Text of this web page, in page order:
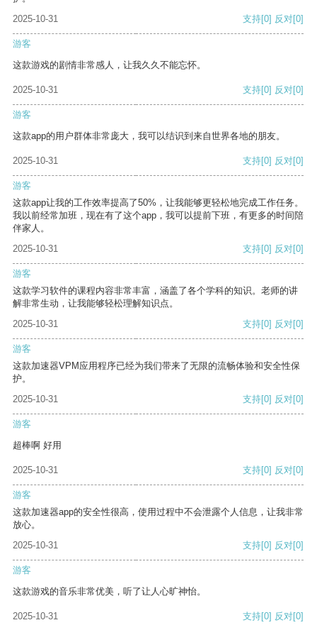
2025-10-31
支持[0] 反对[0]
游客
这款游戏的剧情非常感人，让我久久不能忘怀。
2025-10-31 支持[0] 反对[0]
游客
这款app的用户群体非常庞大，我可以结识到来自世界各地的朋友。
2025-10-31 支持[0] 反对[0]
游客
这款app让我的工作效率提高了50%，让我能够更轻松地完成工作任务。
我以前经常加班，现在有了这个app，我可以提前下班，有更多的时间陪
伴家人。
2025-10-31
支持[0] 反对[0]
游客
这款学习软件的课程内容非常丰富，涵盖了各个学科的知识。老师的讲
解非常生动，让我能够轻松理解知识点。
2025-10-31
支持[0] 反对[0]
游客
这款加速器VPM应用程序已经为我们带来了无限的流畅体验和安全性保
护。
2025-10-31
支持[0] 反对[0]
游客
超棒啊 好用
2025-10-31 支持[0] 反对[0]
游客
这款加速器app的安全性很高，使用过程中不会泄露个人信息，让我非常
放心。
2025-10-31
支持[0] 反对[0]
游客
这款游戏的音乐非常优美，听了让人心旷神怡。
2025-10-31 支持[0] 反对[0]